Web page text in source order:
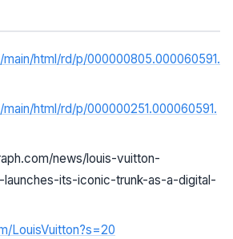
html/rd/p/000000805.000060591.
html/rd/p/000000251.000060591.
news/louis-vuitton-
its-iconic-trunk-as-a-digital-
LouisVuitton?s=20